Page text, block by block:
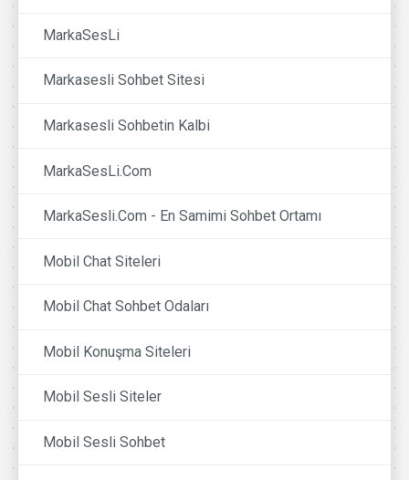
MarkaSesLi
Markasesli Sohbet Sitesi
Markasesli Sohbetin Kalbi
MarkaSesLi.Com
MarkaSesli.Com - En Samimi Sohbet Ortamı
Mobil Chat Siteleri
Mobil Chat Sohbet Odaları
Mobil Konuşma Siteleri
Mobil Sesli Siteler
Mobil Sesli Sohbet